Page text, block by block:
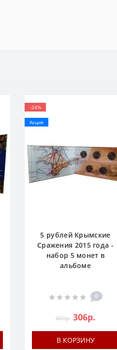
-24%
Акция
5 рублей Крымские
Сражения 2015 года -
набор 5 монет в
альбоме
0
400р. 306р.
В КОРЗИНУ